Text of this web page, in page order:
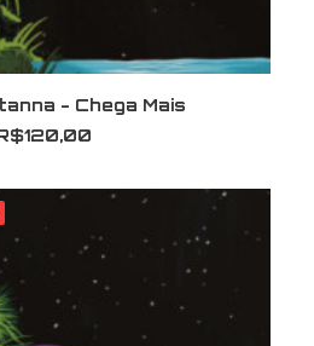
LER MAIS- Chega Mais
120,00